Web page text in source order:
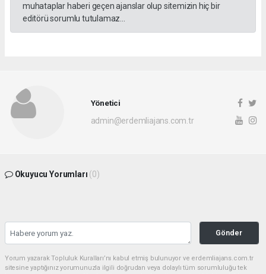
muhataplar haberi geçen ajanslar olup sitemizin hiç bir
editörü sorumlu tutulamaz...
Yönetici
admin@erdemliajans.com.tr
Okuyucu Yorumları (0)
Gönder
Yorum yazarak Topluluk Kuralları’nı kabul etmiş bulunuyor ve erdemliajans.com.tr
sitesine yaptığınız yorumunuzla ilgili doğrudan veya dolaylı tüm sorumluluğu tek